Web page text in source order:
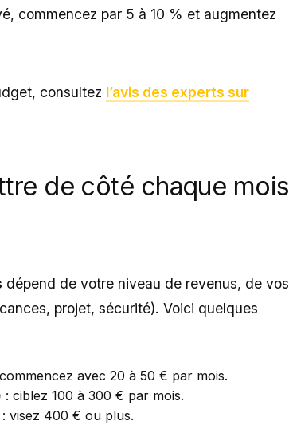
commencez par 5 à 10 % et augmentez
consultez l’avis des experts sur
de côté chaque mois
dépend de votre niveau de revenus, de vos
projet, sécurité). Voici quelques
avec 20 à 50 € par mois.
: ciblez 100 à 300 € par mois.
: visez 400 € ou plus.